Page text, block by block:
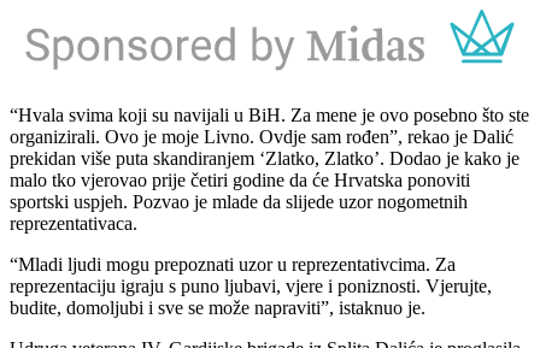
“Hvala svima koji su navijali u BiH. Za mene je ovo posebno što ste
organizirali. Ovo je moje Livno. Ovdje sam rođen”, rekao je Dalić
prekidan više puta skandiranjem ‘Zlatko, Zlatko’. Dodao je kako je
malo tko vjerovao prije četiri godine da će Hrvatska ponoviti
sportski uspjeh. Pozvao je mlade da slijede uzor nogometnih
reprezentativaca.
“Mladi ljudi mogu prepoznati uzor u reprezentativcima. Za
reprezentaciju igraju s puno ljubavi, vjere i poniznosti. Vjerujte,
budite, domoljubi i sve se može napraviti”, istaknuo je.